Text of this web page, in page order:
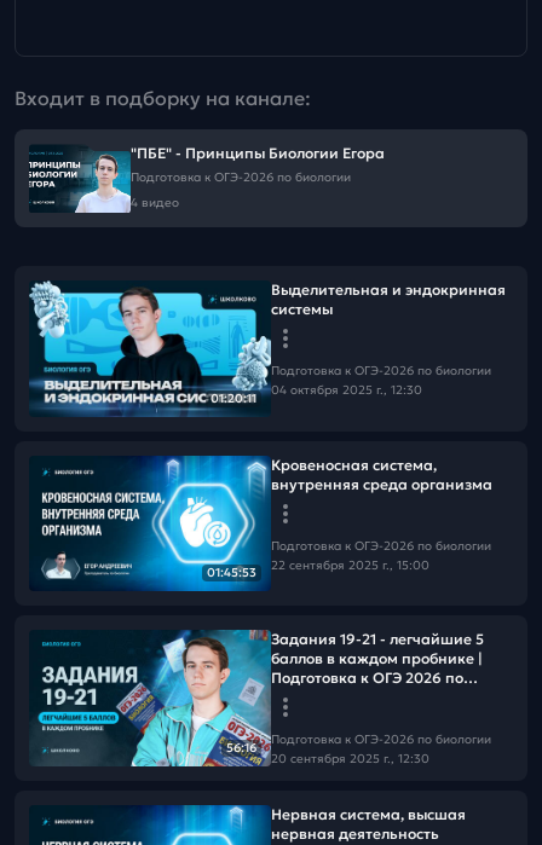
Входит в подборку на канале:
"ПБЕ" - Принципы Биологии Егора
Подготовка к ОГЭ-2026 по биологии
4 видео
01:20:11
Выделительная и эндокринная
системы
Подготовка к ОГЭ-2026 по биологии
04 октября 2025 г., 12:30
01:45:53
Кровеносная система,
внутренняя среда организма
Подготовка к ОГЭ-2026 по биологии
22 сентября 2025 г., 15:00
56:16
Задания 19-21 - легчайшие 5
баллов в каждом пробнике |
Подготовка к ОГЭ 2026 по
биологии
Подготовка к ОГЭ-2026 по биологии
20 сентября 2025 г., 12:30
Нервная система, высшая
нервная деятельность